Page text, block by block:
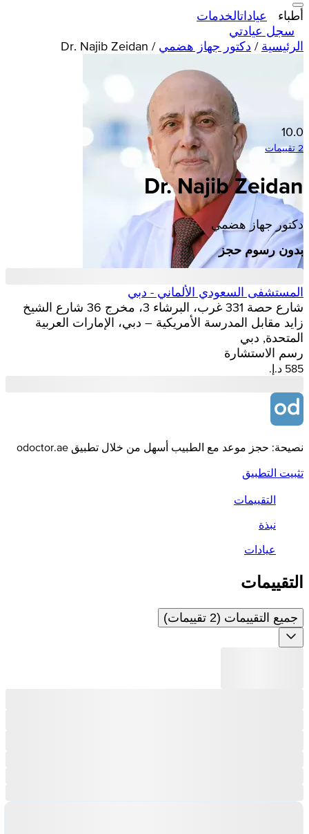
أطباء عياداتالخدمات
سجل عيادتي
الرئيسية / دكتور جهاز هضمي /
Dr. Najib Zeidan
10.0
2 تقييمات
Dr. Najib Zeidan
دكتور جهاز هضمي
بدون رسوم حجز
المستشفى السعودي الألماني - دبي
شارع حصة 331 غرب، البرشاء 3، مخرج 36 شارع الشيخ
زايد مقابل المدرسة الأمريكية – دبي، الإمارات العربية
المتحدة, دبي
رسم الاستشارة
نصيحة: حجز موعد مع الطبيب أسهل من خلال تطبيق odoctor.ae
تثبيت التطبيق
التقييمات
نبذة
عيادات
التقييمات
جميع التقييمات (2 تقييمات)